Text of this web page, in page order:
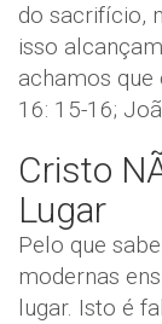
do sacrifício,
isso
achamos
16: 15-16;
Cristo
Lugar
Pelo que
modernas
lugar. Isto é